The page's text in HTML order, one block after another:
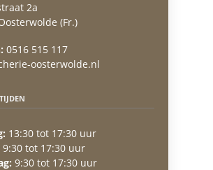
2a
(Fr.)
0516 515 117
oosterwolde.nl
13:30 tot 17:30 uur
9:30 tot 17:30 uur
9:30 tot 17:30 uur